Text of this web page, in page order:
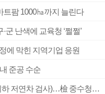
트팜 1000㏊까지 늘린다
난색에 교육청 ‘쩔쩔’
에 막힌 지역기업 응원
준공 수순
■ 검사 신분 버리고 직급하향(10년 이하 저연차 검사)…檢 중수청행 기피